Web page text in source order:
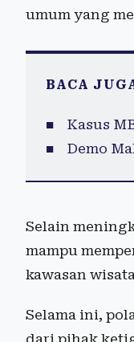
umum yang
BACA
Kasus
Demo
Selain
mampu
kawasan
Selama ini,